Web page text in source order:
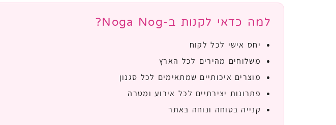
למה כדאי לקנות ב-Noga Nog?
יחס אישי לכל לקוח
משלוחים מהירים לכל הארץ
מוצרים איכותיים שמתאימים לכל סגנון
פתרונות יצירתיים לכל אירוע ומטרה
קנייה בטוחה ונוחה באתר